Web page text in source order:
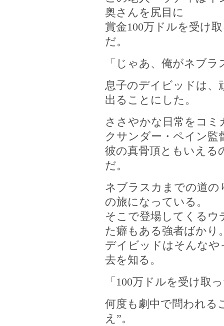
奥さんを尻目に
賞金100万ドルを受け
だ。
「じゃあ、俺がネブ
息子のデイビッドは、
出ることにした。
ささやかな日常をコ
クサンダー・ペイン監
彼の真骨頂ともいえる
だ。
ネブラスカまでの道の
の旅になっている。
そこで登場してくるウ
た癖もある強者ばかり
デイビッドはそんなや
去を知る。
「100万ドルを受け取
何度も劇中で問われる
え”。